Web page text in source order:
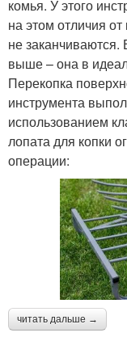
комья. У этого
на этом отличия
не заканчиваются.
выше – она в
Перекопка
инструмента
использованием
лопата для копки
операции:
читать дальше →